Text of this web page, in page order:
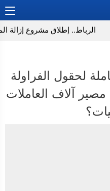
الرباط.. إطلاق مشروع إزالة
لحقول الفراولة
مصير آلاف العاملات